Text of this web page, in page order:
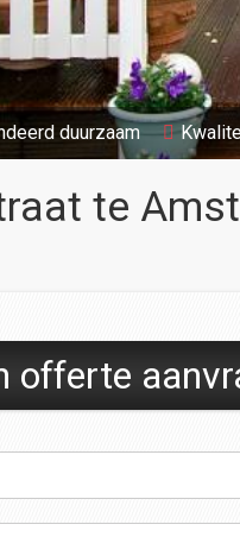
duurzaam
te
offerte